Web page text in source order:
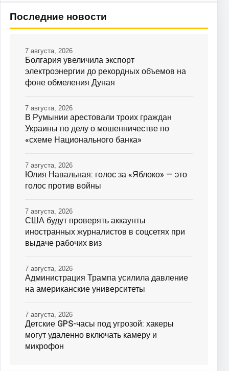
Последние новости
Болгария увеличила экспорт
электроэнергии до рекордных объемов на
фоне обмеления Дуная
7 августа, 2026
В Румынии арестовали троих граждан
Украины по делу о мошенничестве по
«схеме Национального банка»
7 августа, 2026
Юлия Навальная: голос за «Яблоко» — это
голос против войны
7 августа, 2026
США будут проверять аккаунты
иностранных журналистов в соцсетях при
выдаче рабочих виз
7 августа, 2026
Администрация Трампа усилила давление
на американские университеты
7 августа, 2026
Детские GPS-часы под угрозой: хакеры
могут удаленно включать камеру и
микрофон
7 августа, 2026